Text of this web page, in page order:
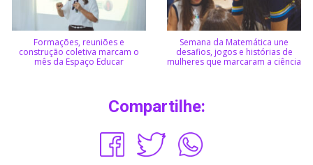
Formações, reuniões e
construção coletiva marcam o
mês da Espaço Educar
Semana da Matemática une
desafios, jogos e histórias de
mulheres que marcaram a ciência
Compartilhe: